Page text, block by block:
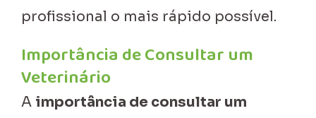
profissional o mais rápido possível.
Importância de Consultar um
Veterinário
A importância de consultar um